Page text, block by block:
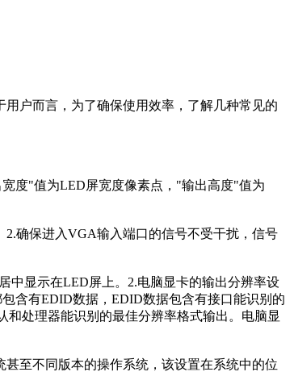
户而言，为了确保使用效率，了解几种常见的
度"值为LED屏宽度像素点，"输出高度"值为
确保进入VGA输入端口的信号不受干扰，信号
显示在LED屏上。2.电脑显卡的输出分辨率设
含有EDID数据，EDID数据包含有接口能识别的
处理器能识别的最佳分辨率格式输出。电脑显
至不同版本的操作系统，该设置在系统中的位